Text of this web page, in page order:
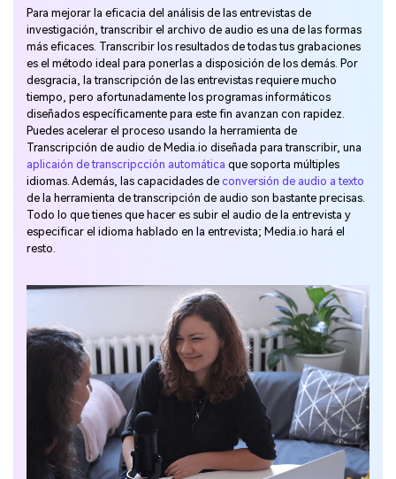
Para mejorar la eficacia del análisis de las entrevistas de
investigación, transcribir el archivo de audio es una de las formas
más eficaces. Transcribir los resultados de todas tus grabaciones
es el método ideal para ponerlas a disposición de los demás. Por
desgracia, la transcripción de las entrevistas requiere mucho
tiempo, pero afortunadamente los programas informáticos
diseñados específicamente para este fin avanzan con rapidez.
Puedes acelerar el proceso usando la herramienta de
Transcripción de audio de Media.io diseñada para transcribir, una
aplicaión de transcripcción automática que soporta múltiples
idiomas. Además, las capacidades de conversión de audio a texto
de la herramienta de transcripción de audio son bastante precisas.
Todo lo que tienes que hacer es subir el audio de la entrevista y
especificar el idioma hablado en la entrevista; Media.io hará el
resto.